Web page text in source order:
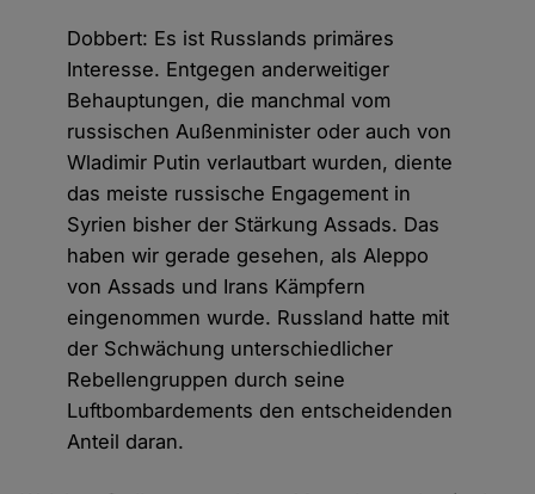
Dobbert: Es ist Russlands primäres
Interesse. Entgegen anderweitiger
Behauptungen, die manchmal vom
russischen Außenminister oder auch von
Wladimir Putin verlautbart wurden, diente
das meiste russische Engagement in
Syrien bisher der Stärkung Assads. Das
haben wir gerade gesehen, als Aleppo
von Assads und Irans Kämpfern
eingenommen wurde. Russland hatte mit
der Schwächung unterschiedlicher
Rebellengruppen durch seine
Luftbombardements den entscheidenden
Anteil daran.